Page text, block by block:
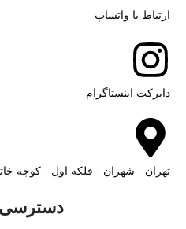
ارتباط با واتساپ
دایرکت اینستاگرام
تهران - شهران - فلکه اول - کوچه خاتم